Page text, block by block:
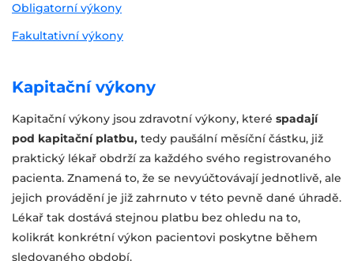
Obligatorní výkony
Fakultativní výkony
Kapitační výkony
Kapitační výkony jsou zdravotní výkony, které spadají
pod kapitační platbu, tedy paušální měsíční částku, již
praktický lékař obdrží za každého svého registrovaného
pacienta. Znamená to, že se nevyúčtovávají jednotlivě, ale
jejich provádění je již zahrnuto v této pevně dané úhradě.
Lékař tak dostává stejnou platbu bez ohledu na to,
kolikrát konkrétní výkon pacientovi poskytne během
sledovaného období.